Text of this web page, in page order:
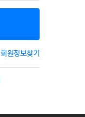
회원정보찾기